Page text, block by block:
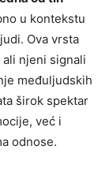
u kontekstu
Ova vrsta
njeni signali
međuljudskih
širok spektar
već i
odnose.